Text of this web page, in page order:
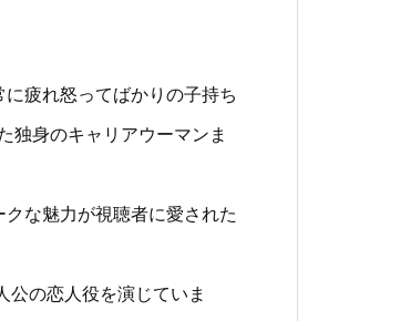
疲れ怒ってばかりの子持ち
独身のキャリアウーマンま
な魅力が視聴者に愛された
公の恋人役を演じていま